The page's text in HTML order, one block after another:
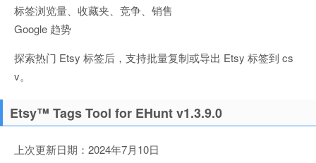
标签浏览量、收藏夹、竞争、销售
Google 趋势
探索热门 Etsy 标签后，支持批量复制或导出 Etsy 标签到 cs
v。
Etsy™ Tags Tool for EHunt v1.3.9.0
上次更新日期：2024年7月10日